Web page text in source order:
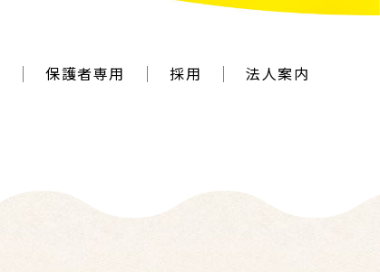
保護者専用 採用 法人案内